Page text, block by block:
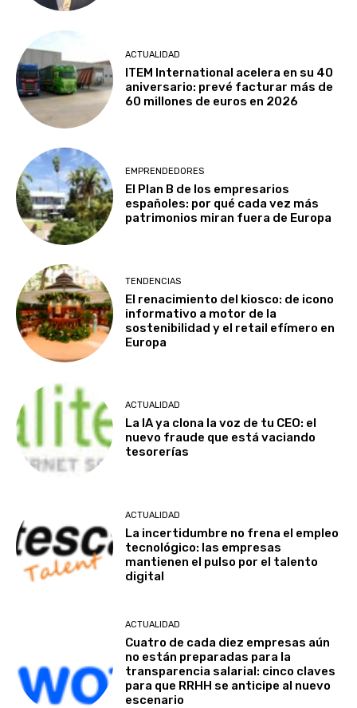
ACTUALIDAD
ITEM International acelera en su 40
aniversario: prevé facturar más de
60 millones de euros en 2026
EMPRENDEDORES
El Plan B de los empresarios
españoles: por qué cada vez más
patrimonios miran fuera de Europa
TENDENCIAS
El renacimiento del kiosco: de icono
informativo a motor de la
sostenibilidad y el retail efímero en
Europa
ACTUALIDAD
La IA ya clona la voz de tu CEO: el
nuevo fraude que está vaciando
tesorerías
ACTUALIDAD
La incertidumbre no frena el empleo
tecnológico: las empresas
mantienen el pulso por el talento
digital
ACTUALIDAD
Cuatro de cada diez empresas aún
no están preparadas para la
transparencia salarial: cinco claves
para que RRHH se anticipe al nuevo
escenario